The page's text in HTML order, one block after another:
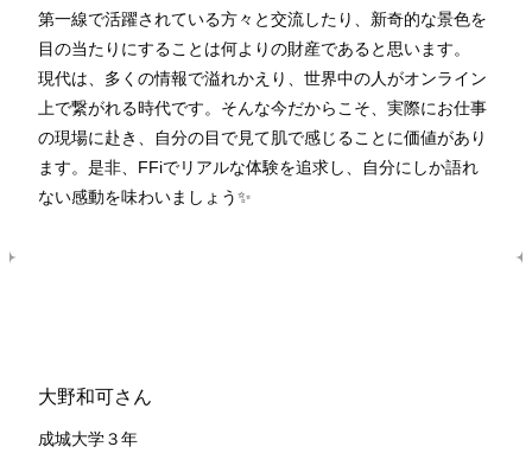
第一線で活躍されている方々と交流したり、新奇的な景色を
目の当たりにすることは何よりの財産であると思います。
現代は、多くの情報で溢れかえり、世界中の人がオンライン
上で繋がれる時代です。そんな今だからこそ、実際にお仕事
の現場に赴き、自分の目で見て肌で感じることに価値があり
ます。是非、FFiでリアルな体験を追求し、自分にしか語れ
ない感動を味わいましょう✨
大野和可さん
成城大学３年